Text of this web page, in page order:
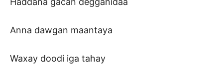
Anna dawgan maantaya
Waxay doodi iga tahay